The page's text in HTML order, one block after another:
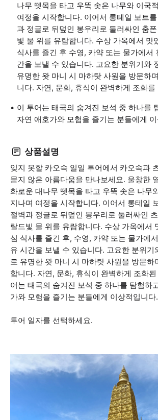
나무 뗏목을 타고 우뚝 솟은 나무와 이국
여정을 시작합니다. 이어서 롱테일 보트
과 정글로 뒤덮인 봉우리로 둘러싸인 춤
빛 물 위를 유람합니다. 수상 가옥에서 맛
식사를 즐긴 후 수영, 카약 또는 물가에서
간을 보낼 수 있습니다. 고요한 분위기와
유명한 왓 마니 시 마하탓 사원을 방문하
니다. 자연, 문화, 휴식이 완벽하게 조화
이 투어는 태국의 숨겨진 보석 중 하나를
자연 애호가와 모험을 즐기는 분들에게
상품설명
잊지 못할 카오속 일일 투어에서 카오속과
묻지 않은 아름다움을 만나보세요. 울창한
화로운 대나무 뗏목을 타고 우뚝 솟은 나무
지나며 여정을 시작합니다. 이어서 롱테일
절벽과 정글로 뒤덮인 봉우리로 둘러싸인
랄드빛 물 위를 유람합니다. 수상 가옥에서
심 식사를 즐긴 후, 수영, 카약 또는 물가에
유 시간을 보낼 수 있습니다. 고요한 분위기
로 유명한 왓 마니 시 마하탓 사원을 방문하
합니다. 자연, 문화, 휴식이 완벽하게 조화
어는 태국의 숨겨진 보석 중 하나를 탐험하
가와 모험을 즐기는 분들에게 이상적입니다.
투어 일자를 선택하세요.